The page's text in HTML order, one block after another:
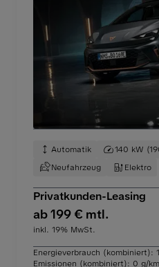
Automatik 140 kW
Neufahrzeug
Elektro
Privatkunden-Leasing
ab 199 € mtl.
inkl. 19% MwSt.
Energieverbrauch (kombiniert):
Emissionen (kombiniert): 0 g/km